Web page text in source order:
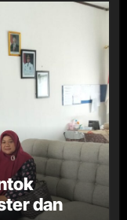
dan